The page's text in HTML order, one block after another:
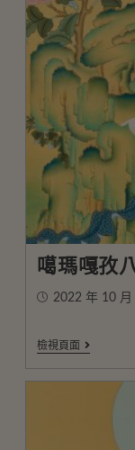
噶瑪嘎孜
2022 年 10 月
檢視頁面